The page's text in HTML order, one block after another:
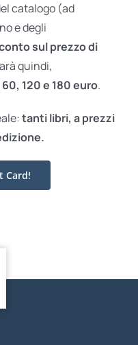
catalogo (ad
e degli
sul prezzo di
quindi,
120 e 180 euro.
tanti libri, a prezzi
Card!